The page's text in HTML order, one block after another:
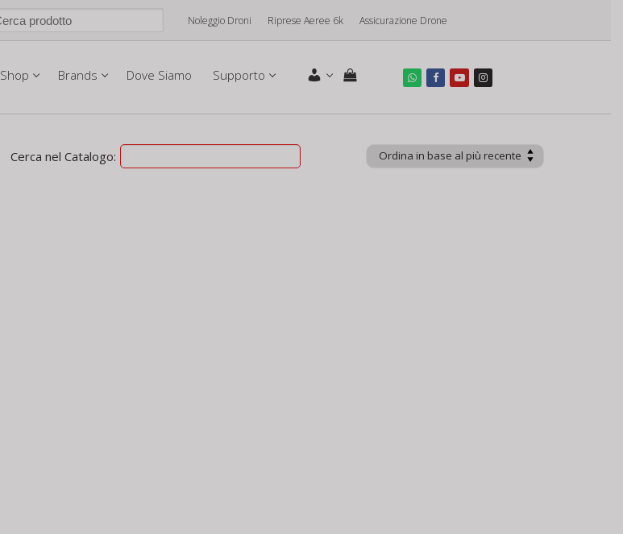
Noleggio Droni Riprese Aeree 6k Assicurazione Drone
Shop Brands Dove Siamo Supporto
Cerca nel Catalogo: